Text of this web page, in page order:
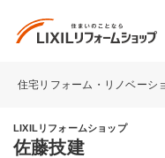
住宅リフォーム・リノベーシ
LIXILリフォームショップ
佐藤技建